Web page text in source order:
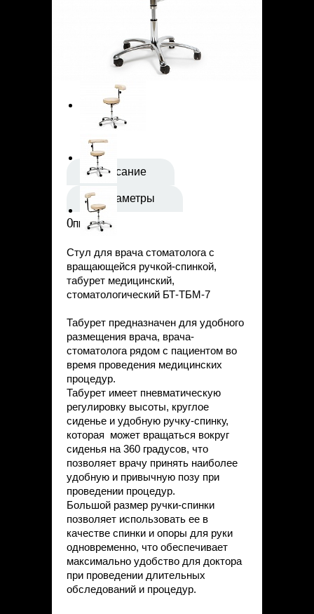
Описание
Параметры
Описание
Стул для врача стоматолога с
вращающейся ручкой-спинкой,
табурет медицинский,
стоматологический БТ-ТБМ-7
Табурет предназначен для удобного
размещения врача, врача-
стоматолога рядом с пациентом во
время проведения медицинских
процедур.
Табурет имеет пневматическую
регулировку высоты, круглое
сиденье и удобную ручку-спинку,
которая может вращаться вокруг
сиденья на 360 градусов, что
позволяет врачу принять наиболее
удобную и привычную позу при
проведении процедур.
Большой размер ручки-спинки
позволяет использовать ее в
качестве спинки и опоры для руки
одновременно, что обеспечивает
максимально удобство для доктора
при проведении длительных
обследований и процедур.